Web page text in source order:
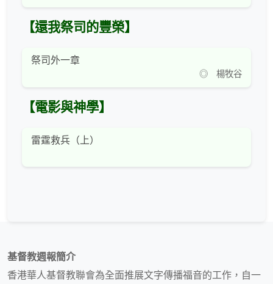
【還我祭司的豐榮】
祭司外一章
◎ 楊牧谷
【電影與神學】
雷霆救兵（上）
基督教週報簡介
香港華人基督教聯會為全面推展文字傳播福音的工作，自一